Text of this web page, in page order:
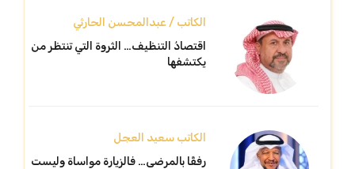
الكاتب / عبدالمحسن الحارثي
اقتصادُ التنظيف… الثروة التي تنتظر من
يكتشفها
الكاتب سعيد العجل
رفقًا بالمرضى… فالزيارة مواساة وليست